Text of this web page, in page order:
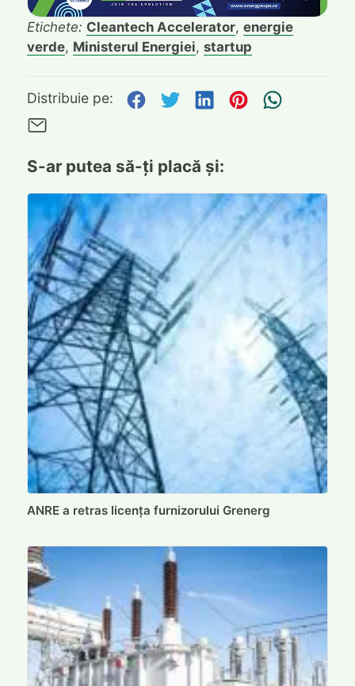
Etichete: Cleantech Accelerator, energie
verde, Ministerul Energiei, startup
Distribuie pe: Distribuie pe Facebook
Distribuie pe
Distribuie pe
Distribuie
S-ar putea să-ți placă și:
ANRE a retras licența furnizorului Grenerg